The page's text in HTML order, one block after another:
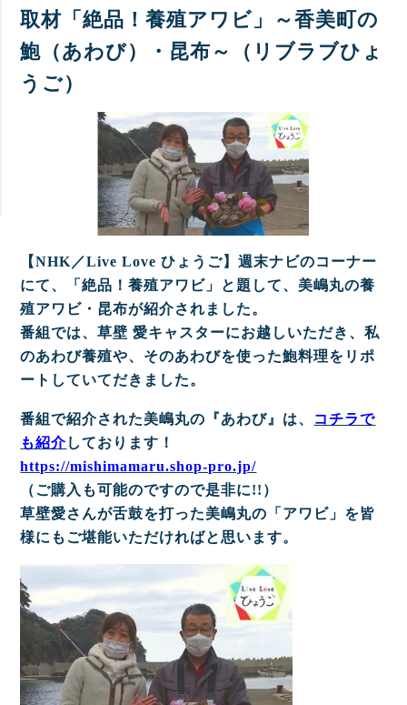
取材「絶品！養殖アワビ」～香美町の
鮑（あわび）・昆布～（リブラブひょ
うご）
【NHK／Live Love ひょうご】週末ナビのコーナー
にて、「絶品！養殖アワビ」と題して、美嶋丸の養
殖アワビ・昆布が紹介されました。
番組では、草壁 愛キャスターにお越しいただき、私
のあわび養殖や、そのあわびを使った鮑料理をリポ
ートしていてだきました。
番組で紹介された美嶋丸の『あわび』は、 コチラで
も紹介しております！
https://mishimamaru.shop-pro.jp/
（ご購入も可能のですので是非に!!）
草壁愛さんが舌鼓を打った美嶋丸の「アワビ」を皆
様にもご堪能いただければと思います。